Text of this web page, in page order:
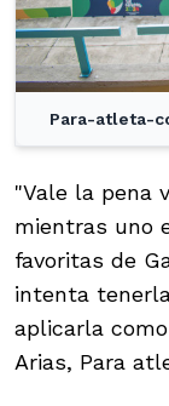
Para-atleta-
"Vale la pena
mientras uno
favoritas de
intenta
aplicarla
Arias, Para